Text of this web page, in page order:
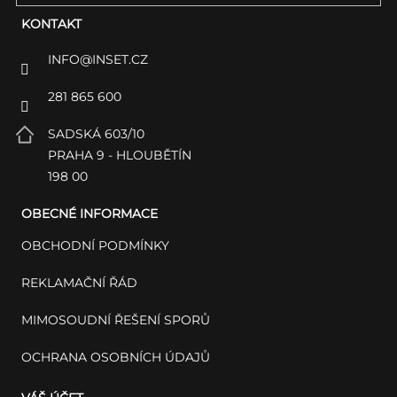
KONTAKT
INFO@INSET.CZ
281 865 600
SADSKÁ 603/10
PRAHA 9 - HLOUBĚTÍN
198 00
OBECNÉ INFORMACE
OBCHODNÍ PODMÍNKY
REKLAMAČNÍ ŘÁD
MIMOSOUDNÍ ŘEŠENÍ SPORŮ
OCHRANA OSOBNÍCH ÚDAJŮ